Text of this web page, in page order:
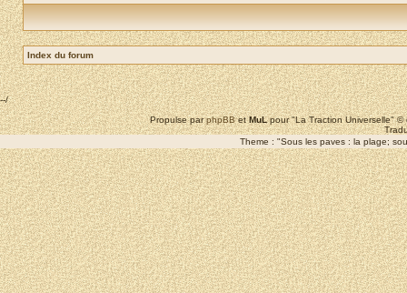
Index du forum
--/
Propulse parphpBBetMuLpour "La Traction Universelle"
Theme : "Sous les paves : la plage;